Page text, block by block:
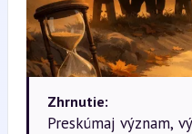
Zhrnutie:
Preskúmaj význam,